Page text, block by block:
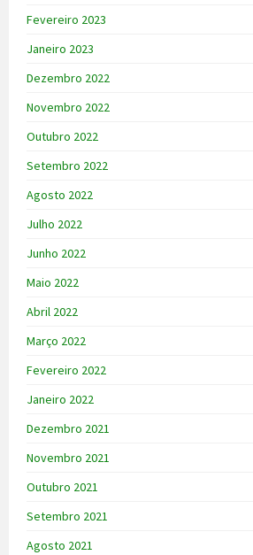
Fevereiro 2023
Janeiro 2023
Dezembro 2022
Novembro 2022
Outubro 2022
Setembro 2022
Agosto 2022
Julho 2022
Junho 2022
Maio 2022
Abril 2022
Março 2022
Fevereiro 2022
Janeiro 2022
Dezembro 2021
Novembro 2021
Outubro 2021
Setembro 2021
Agosto 2021